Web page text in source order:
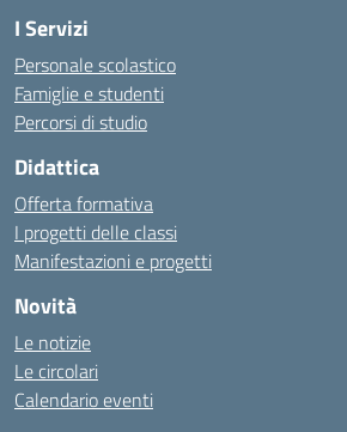
I Servizi
Personale scolastico
Famiglie e studenti
Percorsi di studio
Didattica
Offerta formativa
I progetti delle classi
Manifestazioni e progetti
Novità
Le notizie
Le circolari
Calendario eventi